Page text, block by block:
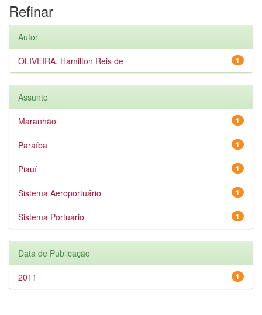
Refinar
Autor
1
OLIVEIRA, Hamilton Reis de
Assunto
1
Maranhão
1
Paraíba
1
Piauí
1
Sistema Aeroportuário
1
Sistema Portuário
Data de Publicação
1
2011